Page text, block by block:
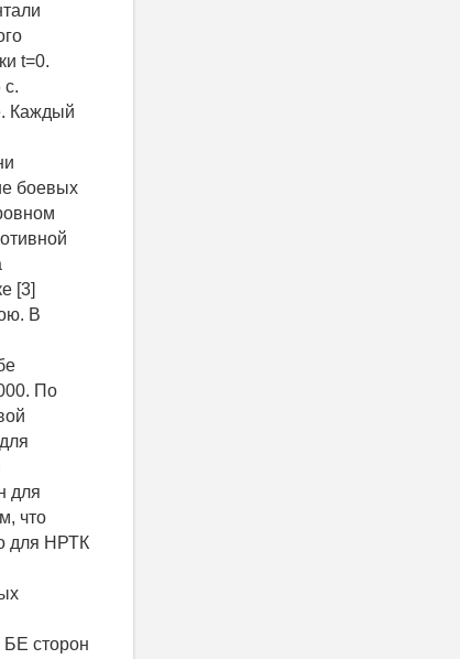
t=0.
Каждый
боевых
[3]
В
По
для
что
для НРТК
БЕ сторон